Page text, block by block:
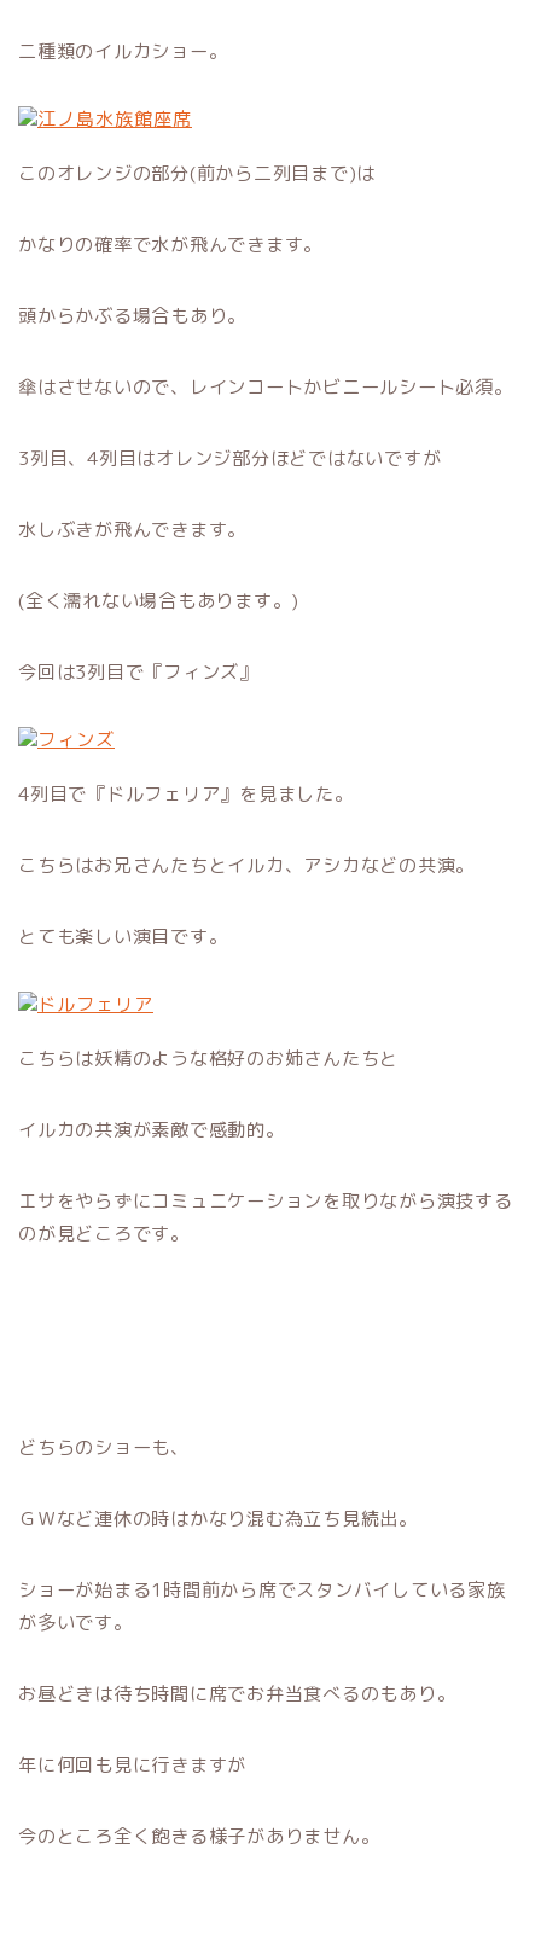
二種類のイルカショー。
このオレンジの部分(前から二列目まで)は
かなりの確率で水が飛んできます。
頭からかぶる場合もあり。
傘はさせないので、レインコートかビニールシート必須。
3列目、4列目はオレンジ部分ほどではないですが
水しぶきが飛んできます。
(全く濡れない場合もあります。)
今回は3列目で『フィンズ』
4列目で『ドルフェリア』を見ました。
こちらはお兄さんたちとイルカ、アシカなどの共演。
とても楽しい演目です。
こちらは妖精のような格好のお姉さんたちと
イルカの共演が素敵で感動的。
エサをやらずにコミュニケーションを取りながら演技する
のが見どころです。
どちらのショーも、
ＧＷなど連休の時はかなり混む為立ち見続出。
ショーが始まる1時間前から席でスタンバイしている家族
が多いです。
お昼どきは待ち時間に席でお弁当食べるのもあり。
年に何回も見に行きますが
今のところ全く飽きる様子がありません。